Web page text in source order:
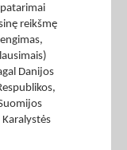
reikšmę
Danijos